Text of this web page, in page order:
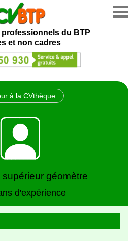
professionnels du BTP
et non cadres
à la CVthèque
géomètre
d'expérience